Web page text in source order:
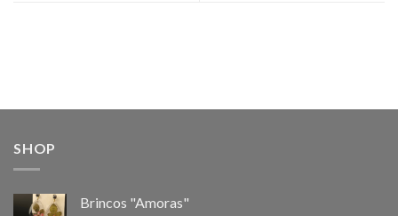
SHOP
Brincos "Amoras"